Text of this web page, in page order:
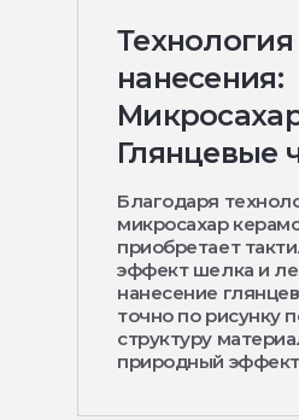
Технология
нанесения:
Глянцевые
Благодаря
микросахар
приобретает
эффект шелка и
нанесение
точно по рисунку
структуру
природный